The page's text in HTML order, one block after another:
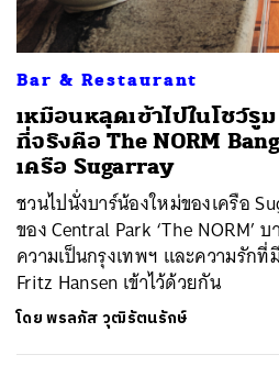
Bar & Restaurant
เหมือนหลุดเข้าไปในโชว์
ที่จริงคือ The NORM
เครือ Sugarray
ชวนไปนั่งบาร์น้องใหม่ของเครือ
ของ Central Park ‘The NORM’
ความเป็นกรุงเทพฯ และความรัก
Fritz Hansen เข้าไว้ด้วยกัน
โดยพรลภัส วุฒิรัตนรักษ์